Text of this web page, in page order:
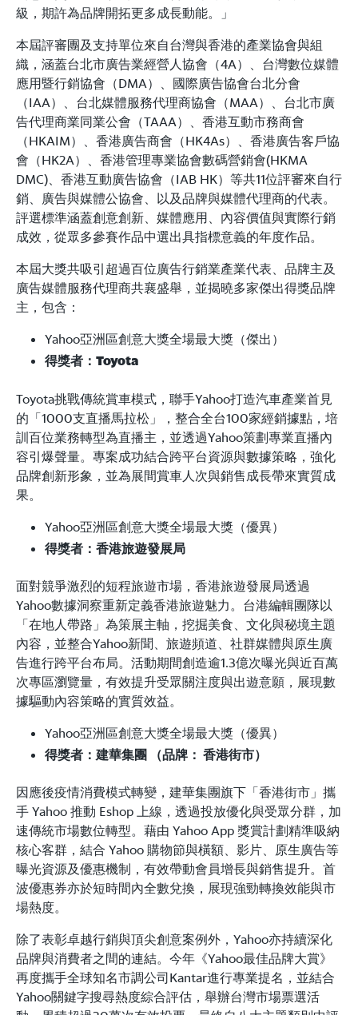
級，期許為品牌開拓更多成長動能。」
本屆評審團及支持單位來自台灣與香港的產業協會與組
織，涵蓋台北市廣告業經營人協會（4A）、台灣數位媒體
應用暨行銷協會（DMA）、國際廣告協會台北分會
（IAA）、台北媒體服務代理商協會（MAA）、台北市廣
告代理商業同業公會（TAAA）、香港互動市務商會
（HKAIM）、香港廣告商會（HK4As）、香港廣告客戶協
會（HK2A）、香港管理專業協會數碼營銷會(HKMA
DMC)、香港互動廣告協會（IAB HK）等共11位評審來自行
銷、廣告與媒體公協會、以及品牌與媒體代理商的代表。
評選標準涵蓋創意創新、媒體應用、內容價值與實際行銷
成效，從眾多參賽作品中選出具指標意義的年度作品。
本屆大獎共吸引超過百位廣告行銷業產業代表、品牌主及
廣告媒體服務代理商共襄盛舉，並揭曉多家傑出得獎品牌
主，包含：
Yahoo亞洲區創意大獎全場最大獎（傑出）
得獎者：Toyota
Toyota挑戰傳統賞車模式，聯手Yahoo打造汽車產業首見
的「1000支直播馬拉松」，整合全台100家經銷據點，培
訓百位業務轉型為直播主，並透過Yahoo策劃專業直播內
容引爆聲量。專案成功結合跨平台資源與數據策略，強化
品牌創新形象，並為展間賞車人次與銷售成長帶來實質成
果。
Yahoo亞洲區創意大獎全場最大獎（優異）
得獎者：香港旅遊發展局
面對競爭激烈的短程旅遊市場，香港旅遊發展局透過
Yahoo數據洞察重新定義香港旅遊魅力。台港編輯團隊以
「在地人帶路」為策展主軸，挖掘美食、文化與秘境主題
內容，並整合Yahoo新聞、旅遊頻道、社群媒體與原生廣
告進行跨平台布局。活動期間創造逾1.3億次曝光與近百萬
次專區瀏覽量，有效提升受眾關注度與出遊意願，展現數
據驅動內容策略的實質效益。
Yahoo亞洲區創意大獎全場最大獎（優異）
得獎者：建華集團 （品牌： 香港街市）
因應後疫情消費模式轉變，建華集團旗下「香港街市」攜
手 Yahoo 推動 Eshop 上線，透過投放優化與受眾分群，加
速傳統市場數位轉型。藉由 Yahoo App 獎賞計劃精準吸納
核心客群，結合 Yahoo 購物節與橫額、影片、原生廣告等
曝光資源及優惠機制，有效帶動會員增長與銷售提升。首
波優惠券亦於短時間內全數兌換，展現強勁轉換效能與市
場熱度。
除了表彰卓越行銷與頂尖創意案例外，Yahoo亦持續深化
品牌與消費者之間的連結。今年《Yahoo最佳品牌大賞》
再度攜手全球知名市調公司Kantar進行專業提名，並結合
Yahoo關鍵字搜尋熱度綜合評估，舉辦台灣市場票選活